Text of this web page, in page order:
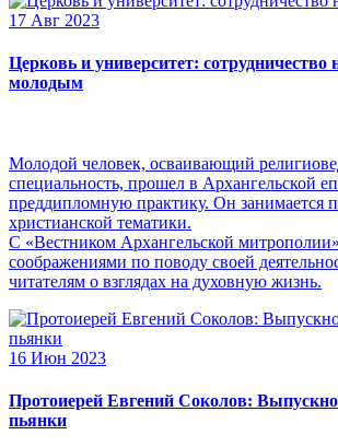
17 Авг 2023
Церковь и университет: сотрудничество
молодым
Молодой человек, осваивающий
специальность, прошел в Архангельской
преддипломную практику. Он занимается
христианской тематики.
С «Вестником Архангельской
соображениями по поводу своей
читателям о взглядах на духовную жизнь.
16 Июн 2023
Протоиерей Евгений Соколов:
пьянки